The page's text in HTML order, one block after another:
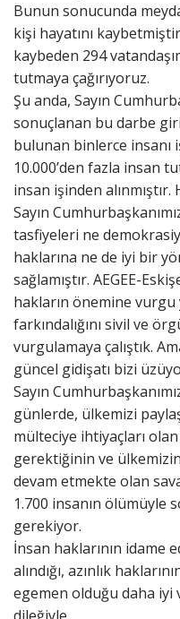
Bunun sonucunda
kişi hayatını
kaybeden 294
tutmaya çağırıyoruz.
Şu anda, Sayın
sonuçlanan bu darbe
bulunan binlerce insanı
10.000’den fazla insan
insan işinden
Sayın
tasfiyeleri ne
haklarına ne de iyi bir
sağlamıştır. AEGEE-
hakların önemine vurgu
farkındalığını sivil ve
vurgulamaya çalıştık.
güncel gidişatı bizi
Sayın
günlerde, ülkemizi
mülteciye ihtiyaçları
gerektiğinin ve
devam etmekte olan
1.700 insanın ölümüyle
gerekiyor.
İnsan haklarının idame
alındığı, azınlık
egemen olduğu daha iyi